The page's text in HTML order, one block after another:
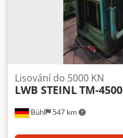
Bühl 547 km
Lisování do 5000 KN
LWB STEINLTM-4500